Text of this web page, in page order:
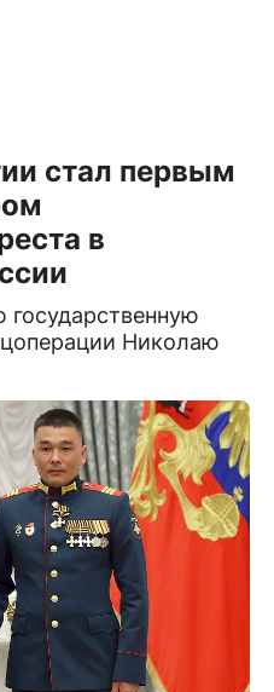
стал первым
в
Николаю